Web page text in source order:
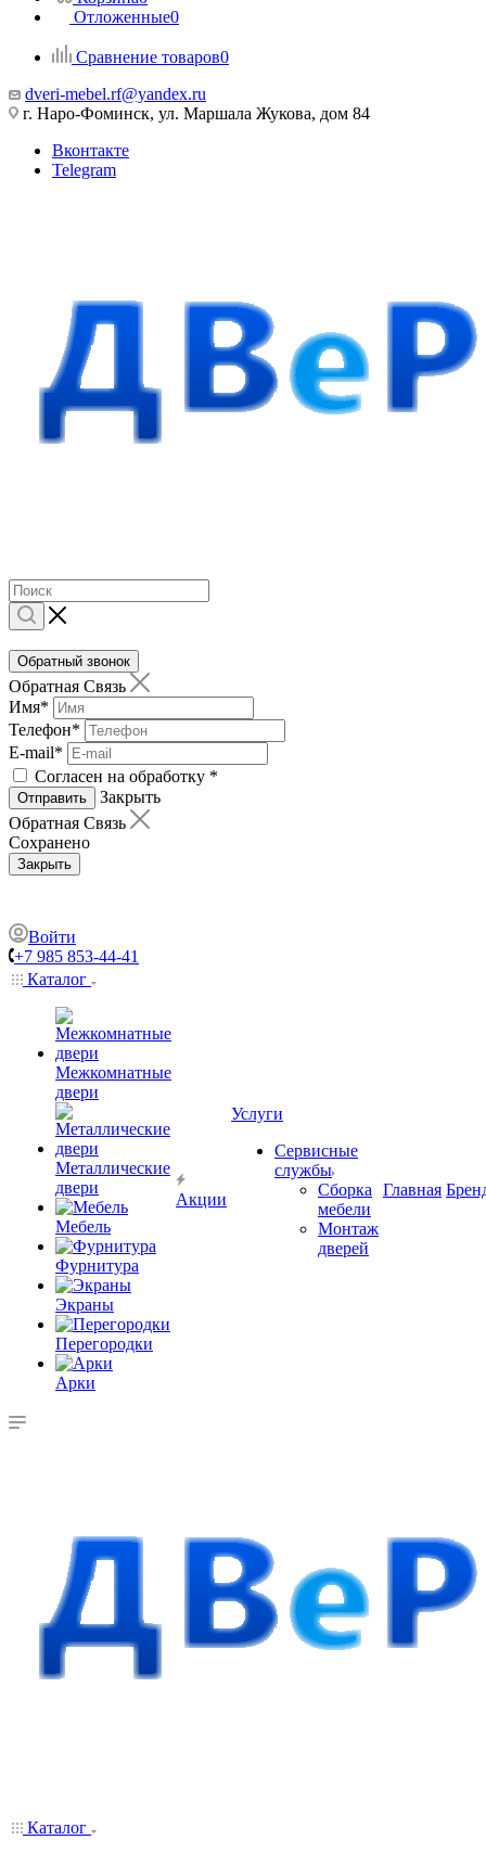
Отложенные0
Сравнение товаров0
dveri-mebel.rf@yandex.ru
г. Наро-Фоминск, ул. Маршала Жукова, дом 84
Вконтакте
Telegram
Обратный звонок
Обратная Связь
Имя*
Телефон*
E-mail*
Согласен на обработку *
Отправить
Закрыть
Обратная Связь
Сохранено
Закрыть
Войти
+7 985 853-44-41
Каталог
Межкомнатные
двери
Металлические
двери
Мебель
Фурнитура
Экраны
Перегородки
Арки
Акции
Услуги
Сервисные
службы
Сборка
мебели
Монтаж
дверей
Главная
Каталог